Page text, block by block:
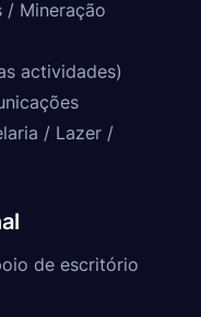
/ Mineração
actividades)
/ Lazer /
de escritório